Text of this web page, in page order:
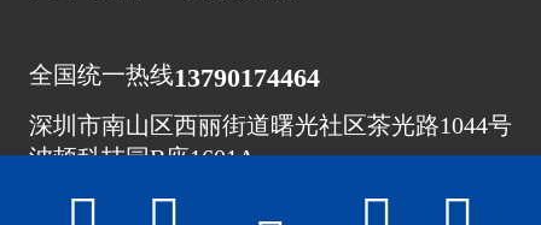
全国统一热线13790174464
深圳市南山区西丽街道曙光社区茶光路1044号
波顿科技园B座1601A
Copyright © 2020 深圳市华菁企业管理咨询有限公司